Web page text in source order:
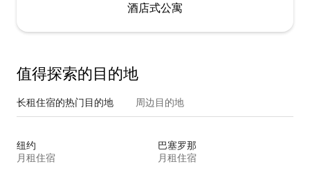
酒店式公寓
值得探索的目的地
长租住宿的热门目的地 周边目的地
纽约
月租住宿
巴塞罗那
月租住宿